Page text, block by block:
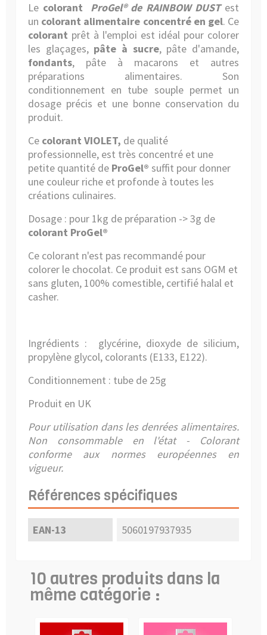
Le colorant ProGel® de RAINBOW DUSTest
un colorant alimentaire concentré en gel. Ce
colorant prêt à l'emploi est idéal pour colorer
les glaçages, pâte à sucre, pâte d'amande,
fondants, pâte à macarons et autres
préparations alimentaires. Son
conditionnement en tube souple permet un
dosage précis et une bonne conservation du
produit.
Ce colorant VIOLET, de qualité
professionnelle, est très concentré et une
petite quantité de ProGel® suffit pour donner
une couleur riche et profonde à toutes les
créations culinaires.
Dosage : pour 1kg de préparation -> 3g de
colorant ProGel®
Ce colorant n'est pas recommandé pour
colorer le chocolat. Ce produit est sans OGM et
sans gluten, 100% comestible, certifié halal et
casher.
Ingrédients :
glycérine, dioxyde de silicium,
propylène glycol, colorants (E133, E122).
Conditionnement : tube de 25g
Produit en UK
Pour utilisation dans les denrées alimentaires.
Non consommable en l'état - Colorant
conforme aux normes européennes en
vigueur.
Références spécifiques
EAN-13 5060197937935
10 autres produits dans la
même catégorie :